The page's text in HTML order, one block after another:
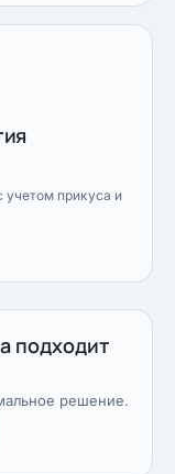
учетом прикуса и
подходит
решение.